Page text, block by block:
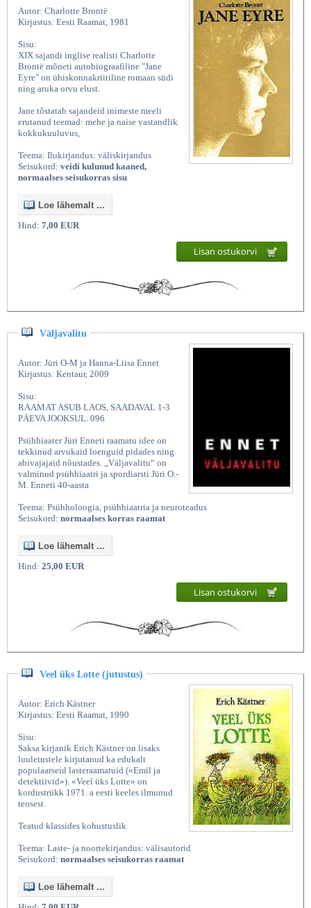
Autor: Charlotte Brontë
Kirjastus: Eesti Raamat, 1981
Sisu:
XIX sajandi inglise realisti Charlotte
Brontë mõneti autobiograafiline "Jane
Eyre" on ühiskonnakriitiline romaan südi
ning aruka orvu elust.
Jane tõstatab sajandeid inimeste meeli
erutanud teemad: mehe ja naise vastandlik
kokkukuuluvus,
Teema: Ilukirjandus: väliskirjandus
Seisukord: veidi kulunud kaaned,
normaalses seisukorras sisu
Loe lähemalt ...
Hind: 7,00 EUR
Lisan ostukorvi
Väljavalitu
Autor: Jüri O-M ja Hanna-Liisa Ennet
Kirjastus: Kentaur, 2009
Sisu:
RAAMAT ASUB LAOS, SAADAVAL 1-3
PÄEVA JOOKSUL. 096
Psühhiaater Jüri Enneti raamatu idee on
tekkinud arvukaid loenguid pidades ning
abivajajaid nõustades. „Väljavalitu“ on
valminud psühhiaatri ja spordiarsti Jüri O.-
M. Enneti 40-aasta
Teema: Psühholoogia, psühhiaatria ja neuroteadus
Seisukord: normaalses korras raamat
Loe lähemalt ...
Hind: 25,00 EUR
Lisan ostukorvi
Veel üks Lotte (jutustus)
Autor: Erich Kästner
Kirjastus: Eesti Raamat, 1990
Sisu:
Saksa kirjanik Erich Kästner on lisaks
luuletustele kirjutanud ka edukalt
populaarseid lasteraamatuid («Emil ja
detektiivid»). «Veel üks Lotte» on
kordustrükk 1971. a eesti keeles ilmunud
teosest.
Teatud klassides kohustuslik
Teema: Laste- ja noortekirjandus: välisautorid
Seisukord: normaalses seisukorras raamat
Loe lähemalt ...